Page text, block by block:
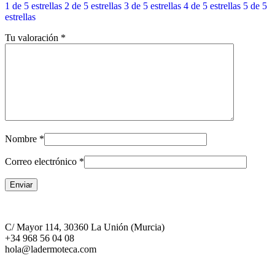
1 de 5 estrellas 2 de 5 estrellas 3 de 5 estrellas 4 de 5 estrellas 5 de 5
estrellas
Tu valoración *
Nombre *
Correo electrónico *
C/ Mayor 114, 30360 La Unión (Murcia)
+34 968 56 04 08
hola@ladermoteca.com